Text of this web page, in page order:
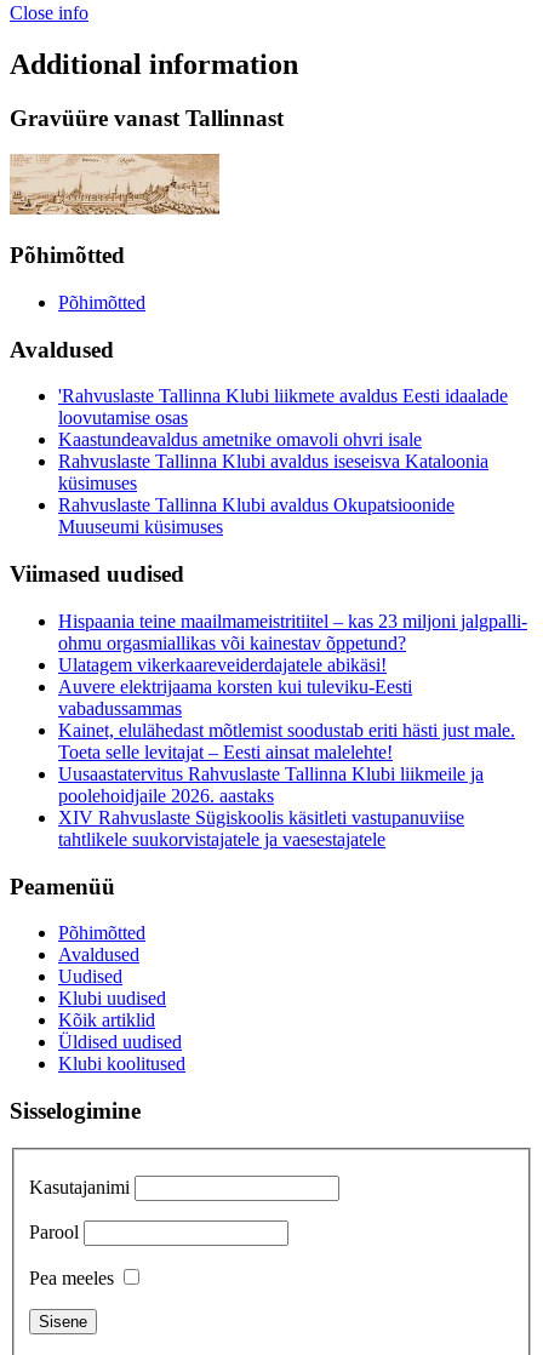
Close info
Additional information
Gravüüre vanast Tallinnast
Põhimõtted
Põhimõtted
Avaldused
'Rahvuslaste Tallinna Klubi liikmete avaldus Eesti idaalade
loovutamise osas
Kaastundeavaldus ametnike omavoli ohvri isale
Rahvuslaste Tallinna Klubi avaldus iseseisva Kataloonia
küsimuses
Rahvuslaste Tallinna Klubi avaldus Okupatsioonide
Muuseumi küsimuses
Viimased uudised
Hispaania teine maailmameistritiitel – kas 23 miljoni jalgpalli-
ohmu orgasmiallikas või kainestav õppetund?
Ulatagem vikerkaareveiderdajatele abikäsi!
Auvere elektrijaama korsten kui tuleviku-Eesti
vabadussammas
Kainet, elulähedast mõtlemist soodustab eriti hästi just male.
Toeta selle levitajat – Eesti ainsat malelehte!
Uusaastatervitus Rahvuslaste Tallinna Klubi liikmeile ja
poolehoidjaile 2026. aastaks
XIV Rahvuslaste Sügiskoolis käsitleti vastupanuviise
tahtlikele suukorvistajatele ja vaesestajatele
Peamenüü
Põhimõtted
Avaldused
Uudised
Klubi uudised
Kõik artiklid
Üldised uudised
Klubi koolitused
Sisselogimine
Kasutajanimi
Parool
Pea meeles